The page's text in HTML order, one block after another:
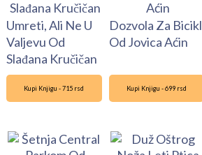
Umreti, Ali Ne U
Valjevu Od
Slađana Kručičan
Dozvola Za Bicikl
Od Jovica Aćin
Kupi Knjigu - 715 rsd Kupi Knjigu - 699 rsd